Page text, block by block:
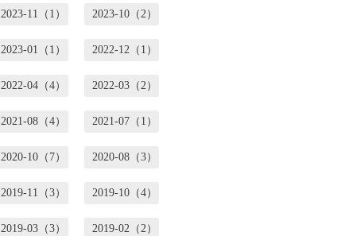
2023-11（1） 2023-10（2）
2023-01（1） 2022-12（1）
2022-04（4） 2022-03（2）
2021-08（4） 2021-07（1）
2020-10（7） 2020-08（3）
2019-11（3） 2019-10（4）
2019-03（3） 2019-02（2）